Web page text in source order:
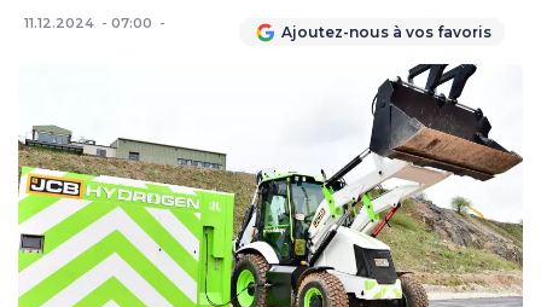
11.12.2024 07:00 Ajoutez-nous à vos favoris